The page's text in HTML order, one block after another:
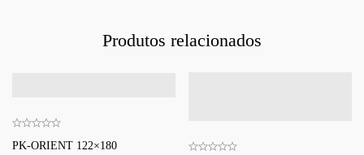
Produtos relacionados
PK-ORIENT 122×180